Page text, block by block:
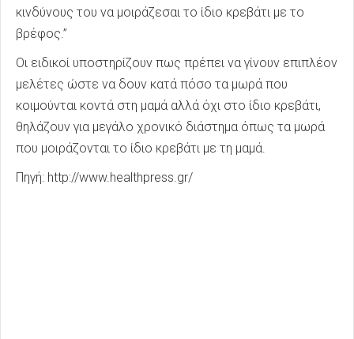
κινδύνους του να μοιράζεσαι το ίδιο κρεβάτι με το
βρέφος.”
Οι ειδικοί υποστηρίζουν πως πρέπει να γίνουν επιπλέον
μελέτες ώστε να δουν κατά πόσο τα μωρά που
κοιμούνται κοντά στη μαμά αλλά όχι στο ίδιο κρεβάτι,
θηλάζουν για μεγάλο χρονικό διάστημα όπως τα μωρά
που μοιράζονται το ίδιο κρεβάτι με τη μαμά.
Πηγή: http://www.healthpress.gr/